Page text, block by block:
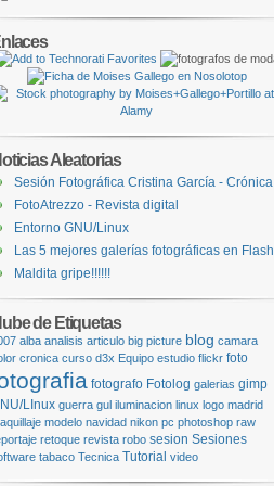
Aleatorias
Sesión Fotográfica Cristina García - Crónica
FotoAtrezzo - Revista digital
Entorno GNU/Linux
Las 5 mejores galerías fotográficas en Flash
Maldita gripe!!!!!!
de Etiquetas
alba analisis articulo big picture blog camara
cronica curso d3x Equipo estudio flickr foto
fotografo Fotolog galerias gimp
LInux guerra gul iluminacion linux logo madrid
modelo navidad nikon pc photoshop raw
retoque revista robo sesion Sesiones
tabaco Tecnica Tutorial video